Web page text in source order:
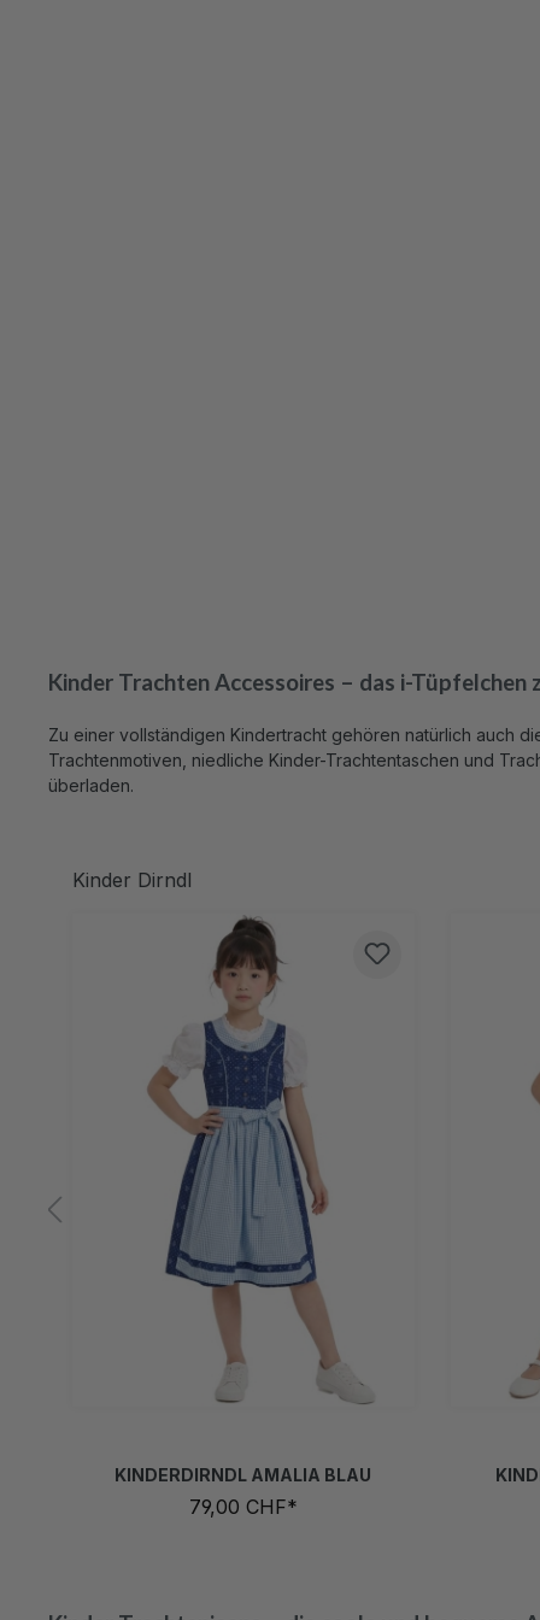
Kinder Trachten Accessoires – das i-Tüpfelchen
Zu einer vollständigen Kindertracht gehören natürlich auch
Trachtenmotiven, niedliche Kinder-Trachtentaschen und
überladen.
Produktgalerie überspringen
Kinder Dirndl
98 116 122
164
KINDERDIRNDL AMALIA BLAU
79,00 CHF*